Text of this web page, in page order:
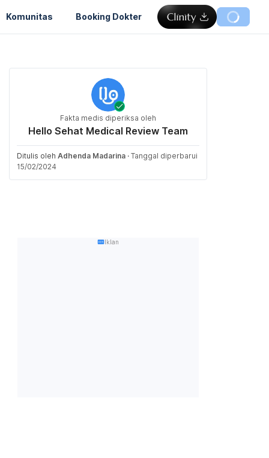
Komunitas Booking Dokter
Fakta medis diperiksa oleh
Hello Sehat Medical Review Team
Ditulis oleh Adhenda Madarina · Tanggal diperbarui
15/02/2024
Iklan